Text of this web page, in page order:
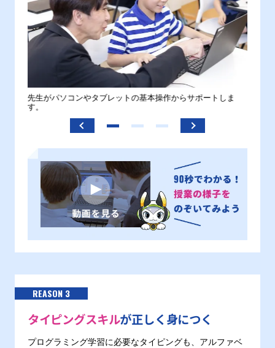
先生がパソコンやタブレットの基本操作からサポートしま
す。
REASON 3
タイピングスキルが正しく身につく
プログラミング学習に必要なタイピングも、アルファベ